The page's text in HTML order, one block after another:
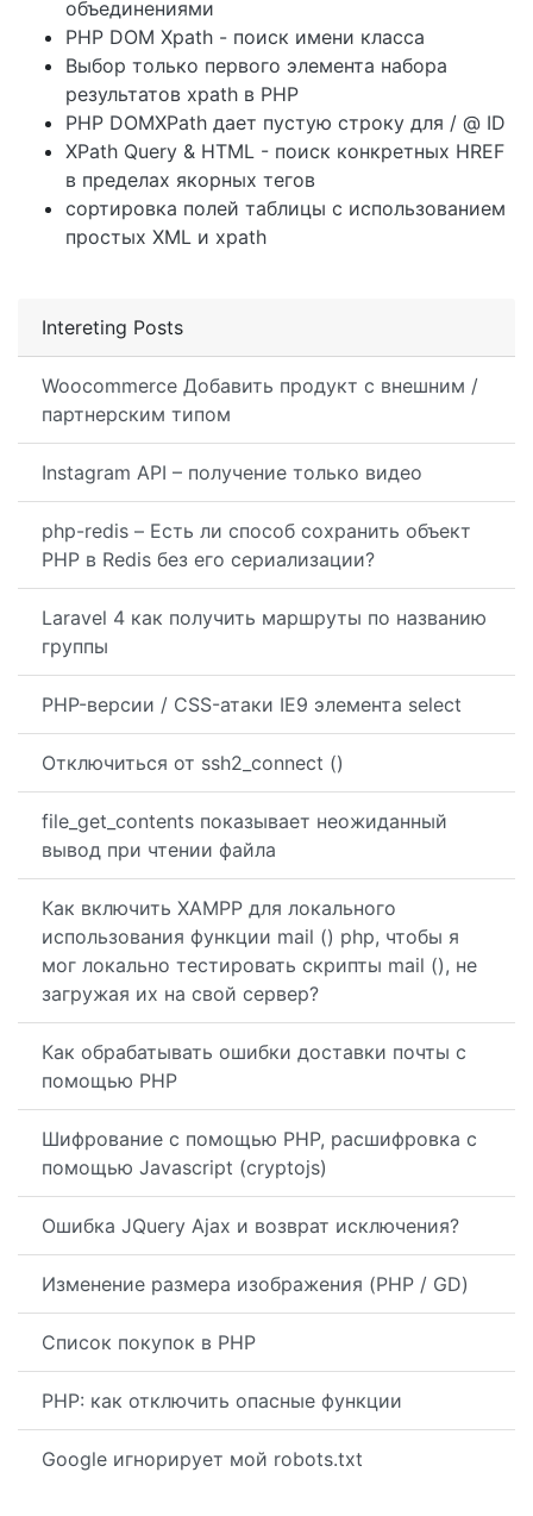
Intereting Posts
Woocommerce Добавить продукт с внешним /
партнерским типом
Instagram API – получение только видео
php-redis – Есть ли способ сохранить объект
PHP в Redis без его сериализации?
Laravel 4 как получить маршруты по названию
группы
PHP-версии / CSS-атаки IE9 элемента select
Отключиться от ssh2_connect ()
file_get_contents показывает неожиданный
вывод при чтении файла
Как включить XAMPP для локального
использования функции mail () php, чтобы я
мог локально тестировать скрипты mail (), не
загружая их на свой сервер?
Как обрабатывать ошибки доставки почты с
помощью PHP
Шифрование с помощью PHP, расшифровка с
помощью Javascript (cryptojs)
Ошибка JQuery Ajax и возврат исключения?
Изменение размера изображения (PHP / GD)
Список покупок в PHP
PHP: как отключить опасные функции
Google игнорирует мой robots.txt
объединениями
PHP DOM Xpath - поиск имени класса
Выбор только первого элемента набора
результатов xpath в PHP
PHP DOMXPath дает пустую строку для / @ ID
XPath Query & HTML - поиск конкретных HREF
в пределах якорных тегов
сортировка полей таблицы с использованием
простых XML и xpath